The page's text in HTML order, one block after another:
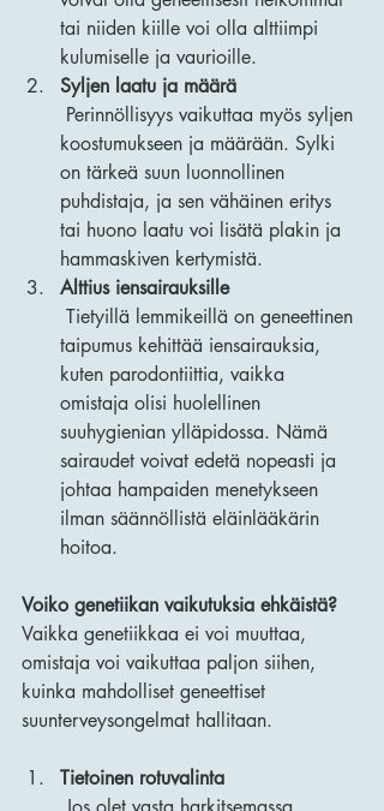
tai niiden kiille voi olla alttiimpi
kulumiselle ja vaurioille.
Syljen laatu ja määrä
koostumukseen ja määrään. Sylki
on tärkeä suun luonnollinen
puhdistaja, ja sen vähäinen eritys
tai huono laatu voi lisätä plakin ja
hammaskiven kertymistä.
Alttius iensairauksille
taipumus kehittää iensairauksia,
kuten parodontiittia, vaikka
omistaja olisi huolellinen
suuhygienian ylläpidossa. Nämä
sairaudet voivat edetä nopeasti ja
johtaa hampaiden menetykseen
ilman säännöllistä eläinlääkärin
hoitoa.
Voiko genetiikan vaikutuksia ehkäistä?
Vaikka genetiikkaa ei voi muuttaa,
omistaja voi vaikuttaa paljon siihen,
kuinka mahdolliset geneettiset
suunterveysongelmat hallitaan.
Tietoinen rotuvalinta